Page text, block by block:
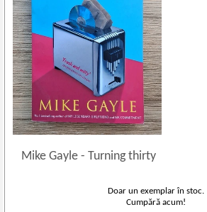
Mike Gayle- Turning thirty
Doar un exemplar în stoc.
Cumpără acum!